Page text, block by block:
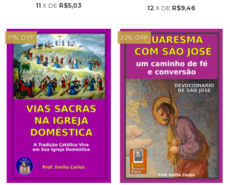
11 X DE R$5,03 12 X DE R$9,46
17% OFF 22% OFF